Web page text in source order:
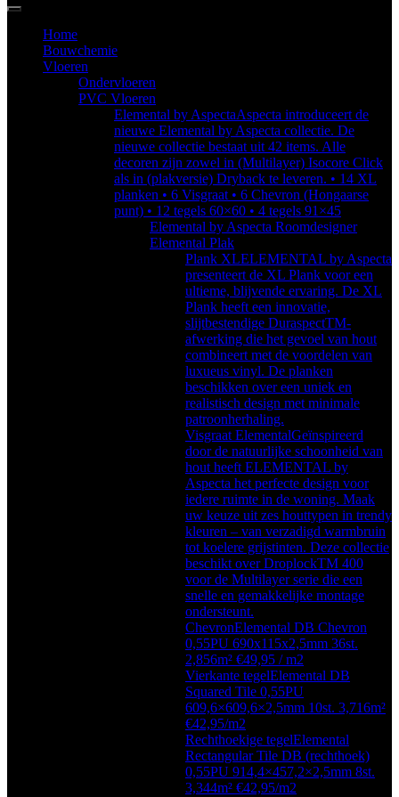
Home
Bouwchemie
Vloeren
Ondervloeren
PVC Vloeren
Elemental by AspectaAspecta introduceert de
nieuwe Elemental by Aspecta collectie. De
nieuwe collectie bestaat uit 42 items. Alle
decoren zijn zowel in (Multilayer) Isocore Click
als in (plakversie) Dryback te leveren. • 14 XL
planken • 6 Visgraat • 6 Chevron (Hongaarse
punt) • 12 tegels 60×60 • 4 tegels 91×45
Elemental by Aspecta Roomdesigner
Elemental Plak
Plank XLELEMENTAL by Aspecta
presenteert de XL Plank voor een
ultieme, blijvende ervaring. De XL
Plank heeft een innovatie,
slijtbestendige DuraspectTM-
afwerking die het gevoel van hout
combineert met de voordelen van
luxueus vinyl. De planken
beschikken over een uniek en
realistisch design met minimale
patroonherhaling.
Visgraat ElementalGeïnspireerd
door de natuurlijke schoonheid van
hout heeft ELEMENTAL by
Aspecta het perfecte design voor
iedere ruimte in de woning. Maak
uw keuze uit zes houttypen in trendy
kleuren – van verzadigd warmbruin
tot koelere grijstinten. Deze collectie
beschikt over DroplockTM 400
voor de Multilayer serie die een
snelle en gemakkelijke montage
ondersteunt.
ChevronElemental DB Chevron
0,55PU 690x115x2,5mm 36st.
2,856m² €49,95 / m2
Vierkante tegelElemental DB
Squared Tile 0,55PU
609,6×609,6×2,5mm 10st. 3,716m²
€42,95/m2
Rechthoekige tegelElemental
Rectangular Tile DB (rechthoek)
0,55PU 914,4×457,2×2,5mm 8st.
3,344m² €42,95/m2